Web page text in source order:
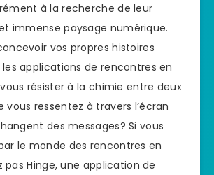
à la recherche de leur
immense paysage numérique.
vos propres histoires
les applications de rencontres en
résister à la chimie entre deux
vous ressentez à travers l’écran
des messages? Si vous
le monde des rencontres en
pas Hinge, une application de